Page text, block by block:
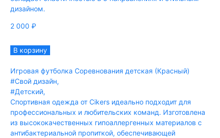
дизайном.
2 000 ₽
В корзину
Игровая футболка Соревнования детская (Красный)
#Свой дизайн,
#Детский,
Спортивная одежда от Cikers идеально подходит для
профессиональных и любительских команд. Изготовлена
из высококачественных гипоаллергенных материалов с
антибактериальной пропиткой, обеспечивающей